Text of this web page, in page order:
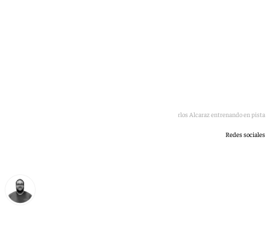
Carlos Alcaraz entrenando en pista
Redes sociales